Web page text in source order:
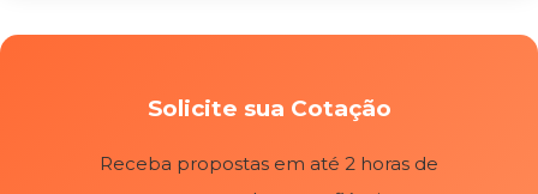
Solicite sua Cotação
Receba propostas em até 2 horas de